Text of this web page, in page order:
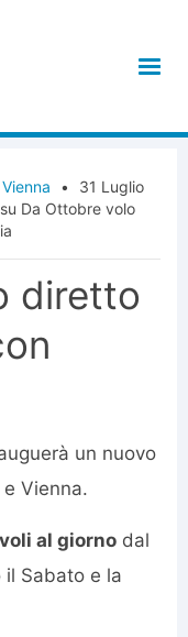
•
31 Luglio
su Da Ottobre volo
diretto
un nuovo
Vienna.
al giorno dal
il Sabato e la